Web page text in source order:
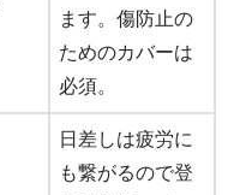
ます。傷防止の
ためのカバーは
必須。
日差しは疲労に
も繋がるので登